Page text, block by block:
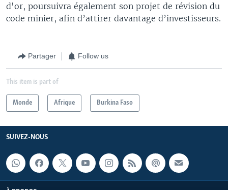
d'or, poursuivra également son projet de révision du
code minier, afin d’attirer davantage d’investisseurs.
Partager Follow us
This item is part of
Monde Afrique Burkina Faso
SUIVEZ-NOUS